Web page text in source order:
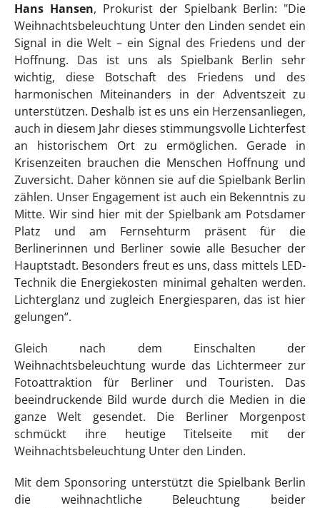
Hans Hansen, Prokurist der Spielbank Berlin: "Die
Weihnachtsbeleuchtung Unter den Linden sendet ein
Signal in die Welt – ein Signal des Friedens und der
Hoffnung. Das ist uns als Spielbank Berlin sehr
wichtig, diese Botschaft des Friedens und des
harmonischen Miteinanders in der Adventszeit zu
unterstützen. Deshalb ist es uns ein Herzensanliegen,
auch in diesem Jahr dieses stimmungsvolle Lichterfest
an historischem Ort zu ermöglichen. Gerade in
Krisenzeiten brauchen die Menschen Hoffnung und
Zuversicht. Daher können sie auf die Spielbank Berlin
zählen. Unser Engagement ist auch ein Bekenntnis zu
Mitte. Wir sind hier mit der Spielbank am Potsdamer
Platz und am Fernsehturm präsent für die
Berlinerinnen und Berliner sowie alle Besucher der
Hauptstadt. Besonders freut es uns, dass mittels LED-
Technik die Energiekosten minimal gehalten werden.
Lichterglanz und zugleich Energiesparen, das ist hier
gelungen“.
Gleich nach dem Einschalten der
Weihnachtsbeleuchtung wurde das Lichtermeer zur
Fotoattraktion für Berliner und Touristen. Das
beeindruckende Bild wurde durch die Medien in die
ganze Welt gesendet. Die Berliner Morgenpost
schmückt ihre heutige Titelseite mit der
Weihnachtsbeleuchtung Unter den Linden.
Mit dem Sponsoring unterstützt die Spielbank Berlin
die weihnachtliche Beleuchtung beider